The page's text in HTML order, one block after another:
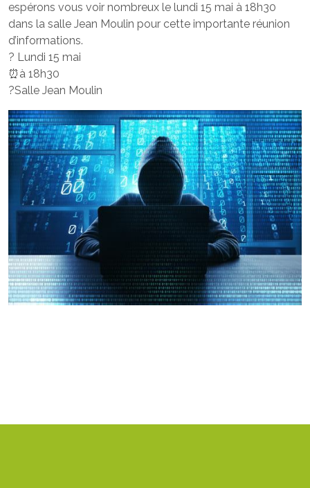
espérons vous voir nombreux le lundi 15 mai à 18h30
dans la salle Jean Moulin pour cette importante réunion
d’informations.
? Lundi 15 mai
⏰à 18h30
?Salle Jean Moulin